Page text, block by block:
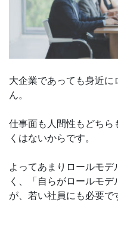
大企業であっても身近
ん。
仕事面も人間性もどちら
くはないからです。
よってあまりロールモ
く、「自らがロールモ
が、若い社員にも必要で